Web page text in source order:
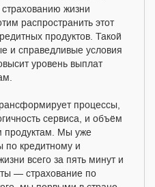
жизни
распространить этот
продуктов. Такой
и справедливые условия
уровень выплат
процессы,
сервиса, и объём
продуктам. Мы уже
по кредитному и
всего за пять минут и
— страхование по